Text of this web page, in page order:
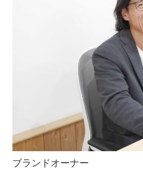
ブランドオーナー